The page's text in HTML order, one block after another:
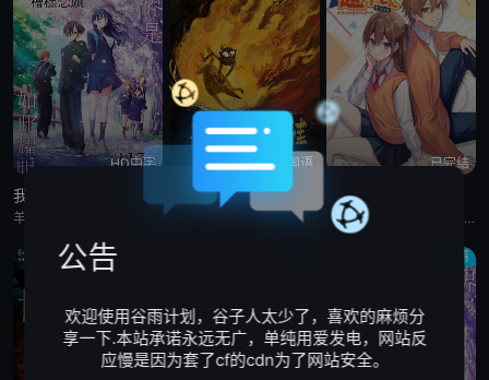
HD中字
羊宫妃那,堀江瞬
HD国语
燃比娃
杨皓宇,周迅,贝伊勒,康春雷
已完结
ジェル,丰崎爱生,内田雄马,佐仓绫音,寺岛惇太,石见舞菜香,子安武人
爱情
公告
欢迎使用谷雨计划，谷子人太少了，喜欢的麻烦分
享一下.本站承诺永远无广，单纯用爱发电，网站反
应慢是因为套了cf的cdn为了网站安全。